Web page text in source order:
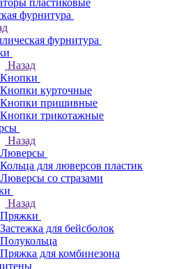
пластиковые
фурнитура
фурнитура
Назад
Кнопки
Кнопки курточные
Кнопки пришивные
Кнопки трикотажные
Назад
Люверсы
Кольца для люверсов пластик
Люверсы со стразами
Назад
Пряжки
Застежка для бейсболок
Полукольца
Пряжка для комбинезона